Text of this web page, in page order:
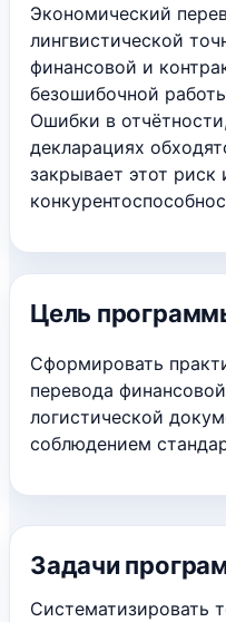
Экономический
лингвистической
финансовой и
безошибочной
Ошибки в
декларациях
закрывает этот
Цель
Сформировать
перевода
логистической
соблюдением
Задачи
Систематизировать